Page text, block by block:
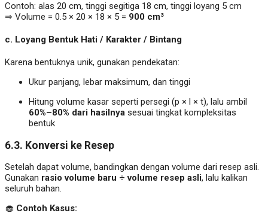
Contoh: alas 20 cm, tinggi segitiga 18 cm, tinggi loyang 5 cm
⇒ Volume = 0.5 × 20 × 18 × 5 = 900 cm³
c. Loyang Bentuk Hati / Karakter / Bintang
Karena bentuknya unik, gunakan pendekatan:
Ukur panjang, lebar maksimum, dan tinggi
Hitung volume kasar seperti persegi (p × l × t), lalu ambil
60%–80% dari hasilnya sesuai tingkat kompleksitas
bentuk
6.3. Konversi ke Resep
Setelah dapat volume, bandingkan dengan volume dari resep asli.
Gunakan rasio volume baru ÷ volume resep asli, lalu kalikan
seluruh bahan.
🧁 Contoh Kasus: